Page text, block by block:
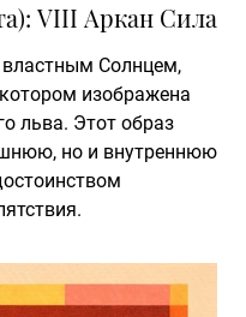
VIII Аркан Сила
Солнцем,
изображена
льва. Этот образ
но и внутреннюю